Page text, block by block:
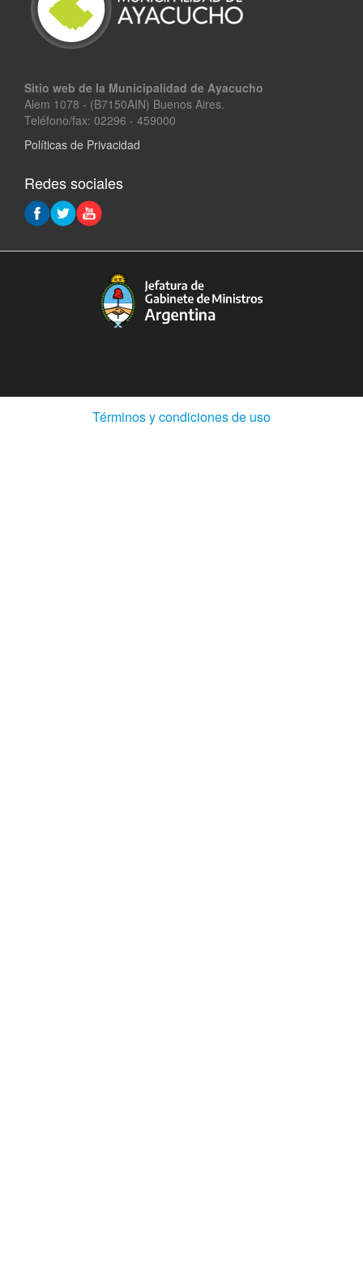
Sitio web de la Municipalidad de Ayacucho
Alem 1078 - (B7150AIN) Buenos Aires.
Teléfono/fax: 02296 - 459000
Políticas de Privacidad
Redes sociales
Términos y condiciones de uso(Abre